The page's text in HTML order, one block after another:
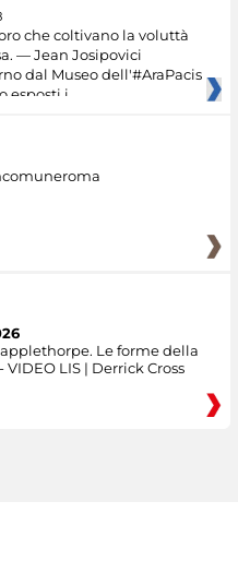
che coltivano la voluttà
— Jean Josipovici
dal Museo dell'#AraPacis
esposti i
Le forme della
VIDEO LIS | Derrick Cross